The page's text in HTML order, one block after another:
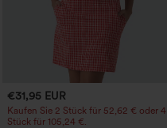
€31,95 EUR
Kaufen Sie 2 Stück für 52,62 € oder 4
Stück für 105,24 €.